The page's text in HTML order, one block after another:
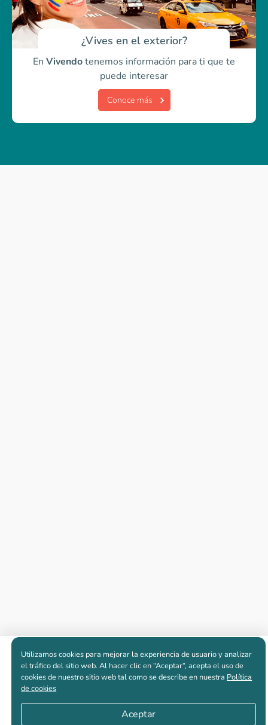
¿Vives en el exterior?
En Vivendotenemos información para ti que te
puede interesar
Conoce más
Apartamentos nuevos
Casas nuevas en venta
Utilizamos cookies para mejorar la experiencia de usuario y analizar
el tráfico del sitio web. Al hacer clic en “Aceptar“, acepta el uso de
cookies de nuestro sitio web tal como se describe en nuestra Política
de cookies
Aceptar